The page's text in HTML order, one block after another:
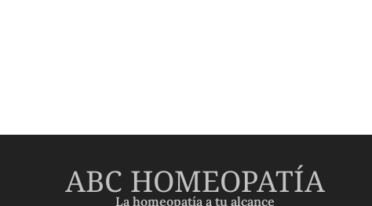
ABC HOMEOPATÍA
La homeopatía a tu alcance